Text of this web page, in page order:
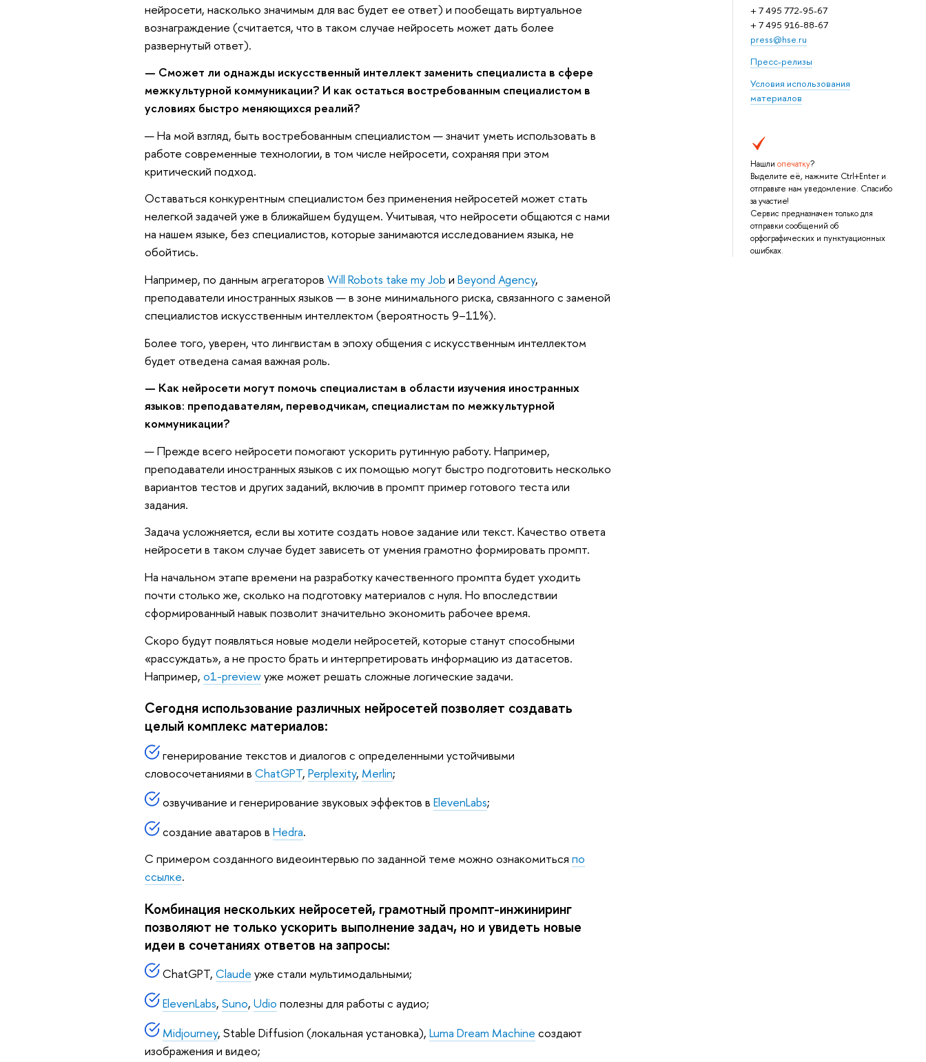
+ 7 495 772-95-67
+ 7 495 916-88-67
press@hse.ru
Пресс-релизы
Условия использования
материалов
Нашли опечатку?
Выделите её, нажмите Ctrl+Enter и
отправьте нам уведомление. Спасибо
за участие!
Сервис предназначен только для
отправки сообщений об
орфографических и пунктуационных
ошибках.
нейросети, насколько значимым для вас будет ее ответ) и пообещать виртуальное
вознаграждение (считается, что в таком случае нейросеть может дать более
развернутый ответ).
— Сможет ли однажды искусственный интеллект заменить специалиста в сфере
межкультурной коммуникации? И как остаться востребованным специалистом в
условиях быстро меняющихся реалий?
— На мой взгляд, быть востребованным специалистом — значит уметь использовать в
работе современные технологии, в том числе нейросети, сохраняя при этом
критический подход.
Оставаться конкурентным специалистом без применения нейросетей может стать
нелегкой задачей уже в ближайшем будущем. Учитывая, что нейросети общаются с нами
на нашем языке, без специалистов, которые занимаются исследованием языка, не
обойтись.
Например, по данным агрегаторов Will Robots take my Job и Beyond Agency,
преподаватели иностранных языков — в зоне минимального риска, связанного с заменой
специалистов искусственным интеллектом (вероятность 9–11%).
Более того, уверен, что лингвистам в эпоху общения с искусственным интеллектом
будет отведена самая важная роль.
— Как нейросети могут помочь специалистам в области изучения иностранных
языков: преподавателям, переводчикам, специалистам по межкультурной
коммуникации?
— Прежде всего нейросети помогают ускорить рутинную работу. Например,
преподаватели иностранных языков с их помощью могут быстро подготовить несколько
вариантов тестов и других заданий, включив в промпт пример готового теста или
задания.
Задача усложняется, если вы хотите создать новое задание или текст. Качество ответа
нейросети в таком случае будет зависеть от умения грамотно формировать промпт.
На начальном этапе времени на разработку качественного промпта будет уходить
почти столько же, сколько на подготовку материалов с нуля. Но впоследствии
сформированный навык позволит значительно экономить рабочее время.
Скоро будут появляться новые модели нейросетей, которые станут способными
«рассуждать», а не просто брать и интерпретировать информацию из датасетов.
Например, o1-previewуже может решать сложные логические задачи.
Сегодня использование различных нейросетей позволяет создавать
целый комплекс материалов:
генерирование текстов и диалогов с определенными устойчивыми
словосочетаниями в ChatGPT, Perplexity, Merlin;
озвучивание и генерирование звуковых эффектов в ElevenLabs;
создание аватаров в Hedra.
С примером созданного видеоинтервью по заданной теме можно ознакомиться по
ссылке.
Комбинация нескольких нейросетей, грамотный промпт-инжиниринг
позволяют не только ускорить выполнение задач, но и увидеть новые
идеи в сочетаниях ответов на запросы:
ChatGPT, Claude уже стали мультимодальными;
ElevenLabs, Suno, Udio полезны для работы с аудио;
Midjourney, Stable Diffusion (локальная установка), Luma Dream Machine создают
изображения и видео;